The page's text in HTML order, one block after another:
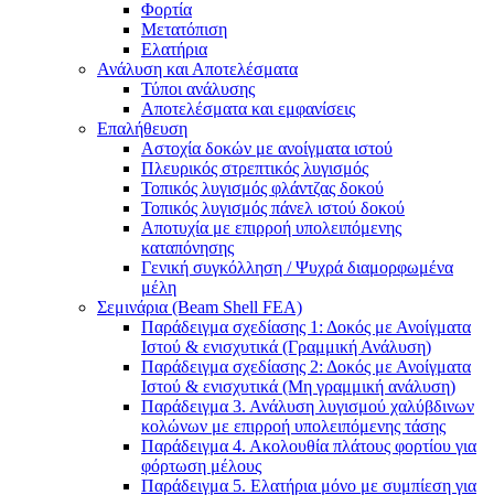
Φορτία
Μετατόπιση
Ελατήρια
Ανάλυση και Αποτελέσματα
Τύποι ανάλυσης
Αποτελέσματα και εμφανίσεις
Επαλήθευση
Αστοχία δοκών με ανοίγματα ιστού
Πλευρικός στρεπτικός λυγισμός
Τοπικός λυγισμός φλάντζας δοκού
Τοπικός λυγισμός πάνελ ιστού δοκού
Αποτυχία με επιρροή υπολειπόμενης
καταπόνησης
Γενική συγκόλληση / Ψυχρά διαμορφωμένα
μέλη
Σεμινάρια (Beam Shell FEA)
Παράδειγμα σχεδίασης 1: Δοκός με Ανοίγματα
Ιστού & ενισχυτικά (Γραμμική Ανάλυση)
Παράδειγμα σχεδίασης 2: Δοκός με Ανοίγματα
Ιστού & ενισχυτικά (Μη γραμμική ανάλυση)
Παράδειγμα 3. Ανάλυση λυγισμού χαλύβδινων
κολώνων με επιρροή υπολειπόμενης τάσης
Παράδειγμα 4. Ακολουθία πλάτους φορτίου για
φόρτωση μέλους
Παράδειγμα 5. Ελατήρια μόνο με συμπίεση για